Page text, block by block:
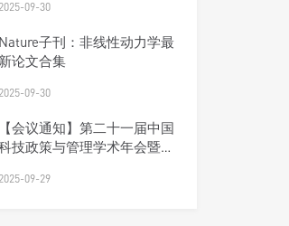
2025-09-30
Nature子刊：非线性动力学最
新论文合集
2025-09-30
【会议通知】第二十一届中国
技政策与管理学术年会暨研
2025-09-29